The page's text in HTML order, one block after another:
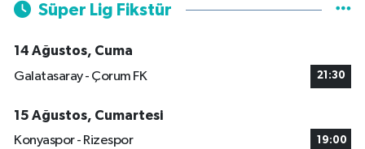
Süper Lig Fikstür
14 Ağustos, Cuma
Galatasaray - Çorum FK
21:30
15 Ağustos, Cumartesi
Konyaspor - Rizespor
19:00